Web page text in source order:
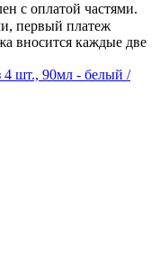
с оплатой частями.
первый платеж
вносится каждые две
4 шт., 90мл - белый /